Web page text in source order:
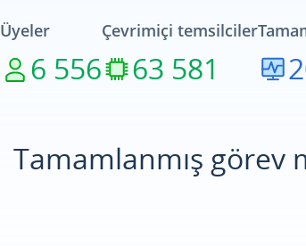
Üyeler
6 556
Çevrimiçi temsilciler
63 581
Tamamlanmış görev